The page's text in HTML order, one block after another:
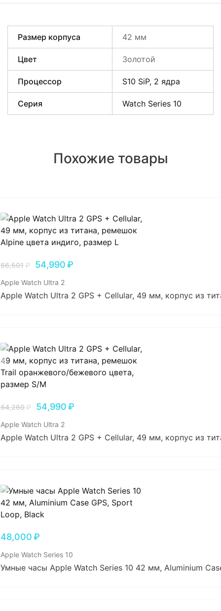
Размер корпуса 42 мм
Цвет Золотой
Процессор S10 SiP, 2 ядра
Серия Watch Series 10
Похожие товары
66,501₽ 54,990₽
Apple Watch Ultra 2
Apple Watch Ultra 2 GPS + Cellular, 49 мм, корпус из
64,260₽ 54,990₽
Apple Watch Ultra 2
Apple Watch Ultra 2 GPS + Cellular, 49 мм, корпус из
48,000₽
Apple Watch Series 10
Умные часы Apple Watch Series 10 42 мм, Aluminium